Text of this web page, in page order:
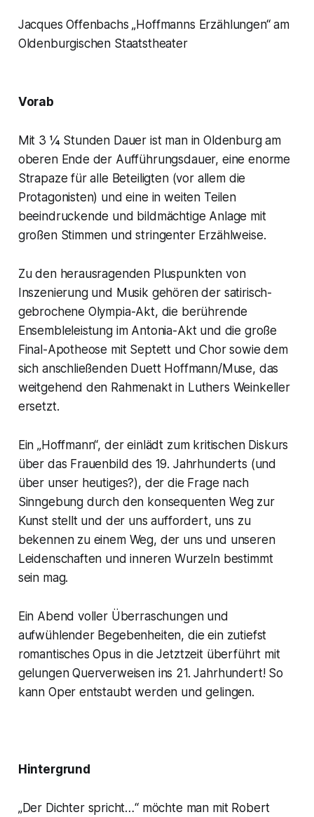
Jacques Offenbachs „Hoffmanns Erzählungen“am
Oldenburgischen Staatstheater
Vorab
Mit 3 ¼ Stunden Dauer ist man in Oldenburg am
oberen Ende der Aufführungsdauer, eine enorme
Strapaze für alle Beteiligten (vor allem die
Protagonisten) und eine in weiten Teilen
beeindruckende und bildmächtige Anlage mit
großen Stimmen und stringenter Erzählweise.
Zu den herausragenden Pluspunkten von
Inszenierung und Musik gehören der satirisch-
gebrochene Olympia-Akt, die berührende
Ensembleleistung im Antonia-Akt und die große
Final-Apotheose mit Septett und Chor sowie dem
sich anschließenden Duett Hoffmann/Muse, das
weitgehend den Rahmenakt in Luthers Weinkeller
ersetzt.
Ein „Hoffmann“, der einlädt zum kritischen Diskurs
über das Frauenbild des 19. Jahrhunderts (und
über unser heutiges?), der die Frage nach
Sinngebung durch den konsequenten Weg zur
Kunst stellt und der uns auffordert, uns zu
bekennen zu einem Weg, der uns und unseren
Leidenschaften und inneren Wurzeln bestimmt
sein mag.
Ein Abend voller Überraschungen und
aufwühlender Begebenheiten, die ein zutiefst
romantisches Opus in die Jetztzeit überführt mit
gelungen Querverweisen ins 21. Jahrhundert! So
kann Oper entstaubt werden und gelingen.
Hintergrund
„Der Dichter spricht…“möchte man mit Robert